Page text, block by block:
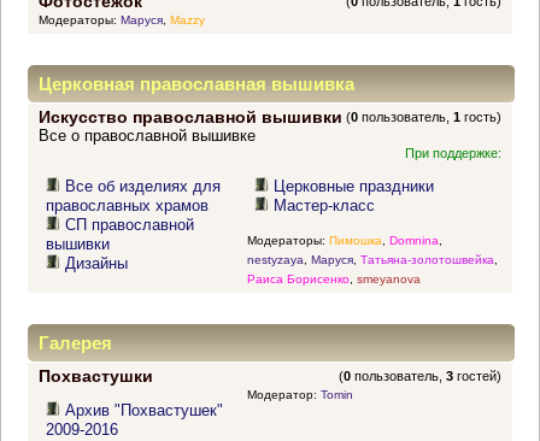
Модераторы: Маруся, Mazzy
Церковная православная вышивка
Искусство православной вышивки (0 пользователь,1 гость)
Все о православной вышивке
При поддержке:
Все об изделиях для
православных храмов
СП православной
вышивки
Дизайны
Церковные праздники
Мастер-класс
Модераторы: Пимошка Domnina
nestyzaya
Маруся, Татьяна-золотошвейка
Раиса Борисенко, smeyanova
Галерея
Похвастушки (0 пользователь,3 гостей)
Архив "Похвастушек"
2009-2016
Модератор: Tomin